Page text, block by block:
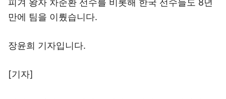
피겨 왕자 차준환 선수를 비롯해 한국 선수들도 8년
만에 팀을 이뤘습니다.
장윤희 기자입니다.
[기자]